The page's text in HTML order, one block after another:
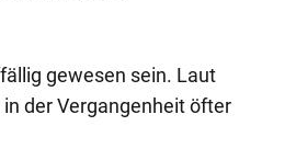
gewesen sein. Laut
der Vergangenheit öfter